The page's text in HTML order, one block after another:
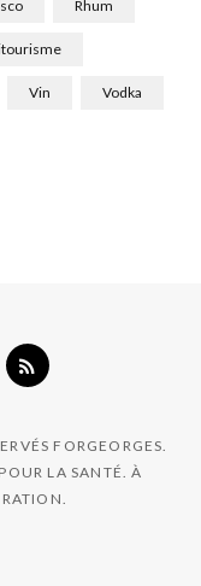
Rhum
Vin Vodka
FORGEORGES.
LA SANTÉ. À